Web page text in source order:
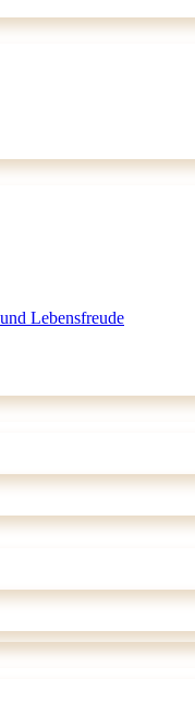
Lebensfreude